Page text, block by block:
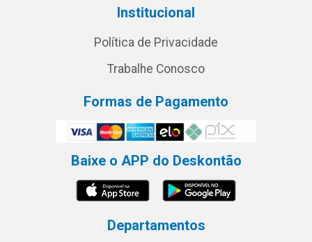
Institucional
Política de Privacidade
Trabalhe Conosco
Formas de Pagamento
Baixe o APP do Deskontão
Departamentos